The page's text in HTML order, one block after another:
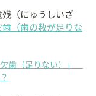
（にゅうしいざ
歯（歯の数が足りな
欠歯（足りない）」